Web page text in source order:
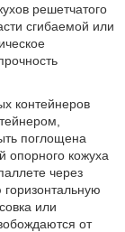
решетчатого
сгибаемой или
контейнеров
поглощена
опорного кожуха
через
или
от